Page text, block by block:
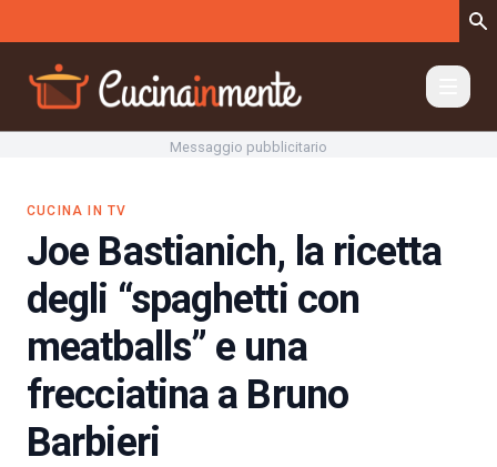
Messaggio pubblicitario
CUCINA IN TV
Joe Bastianich, la ricetta
degli “spaghetti con
meatballs” e una
frecciatina a Bruno
Barbieri